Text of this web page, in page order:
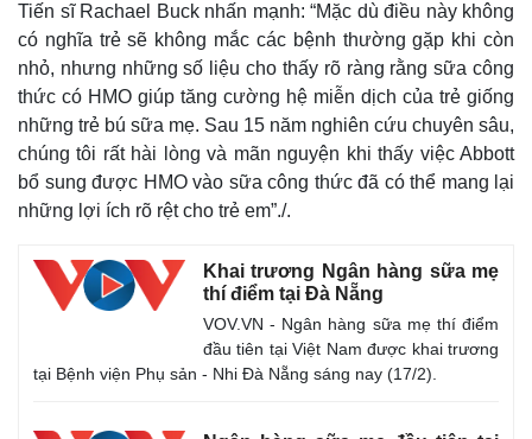
Tiến sĩ Rachael Buck nhấn mạnh: “Mặc dù điều này không
có nghĩa trẻ sẽ không mắc các bệnh thường gặp khi còn
nhỏ, nhưng những số liệu cho thấy rõ ràng rằng sữa công
thức có HMO giúp tăng cường hệ miễn dịch của trẻ giống
những trẻ bú sữa mẹ. Sau 15 năm nghiên cứu chuyên sâu,
chúng tôi rất hài lòng và mãn nguyện khi thấy việc Abbott
bổ sung được HMO vào sữa công thức đã có thể mang lại
những lợi ích rõ rệt cho trẻ em”./.
Khai trương Ngân hàng sữa mẹ
thí điểm tại Đà Nẵng
VOV.VN - Ngân hàng sữa mẹ thí điểm
đầu tiên tại Việt Nam được khai trương
tại Bệnh viện Phụ sản - Nhi Đà Nẵng sáng nay (17/2).